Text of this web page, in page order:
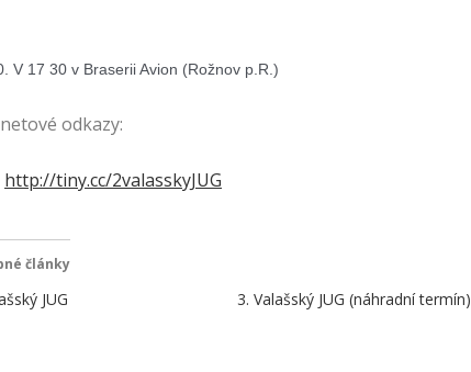
V 17 30 v Braserii Avion (Rožnov p.R.)
odkazy:
http://tiny.cc/2valasskyJUG
články
JUG 3. Valašský JUG (náhradní termín)